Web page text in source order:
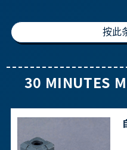
30 MINUTES